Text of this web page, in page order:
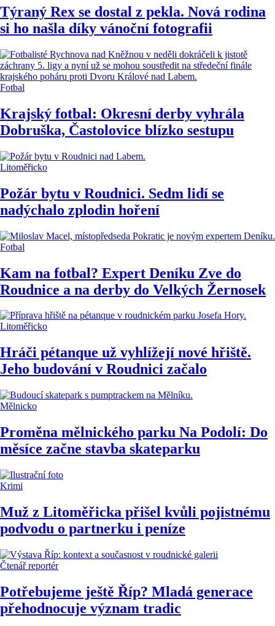
Týraný Rex se dostal z pekla. Nová rodina
si ho našla díky vánoční fotografii
Fotbal
Krajský fotbal: Okresní derby vyhrála
Dobruška, Častolovice blízko sestupu
Litoměřicko
Požár bytu v Roudnici. Sedm lidí se
nadýchalo zplodin hoření
Fotbal
Kam na fotbal? Expert Deníku Zve do
Roudnice a na derby do Velkých Žernosek
Litoměřicko
Hráči pétanque už vyhlížejí nové hřiště.
Jeho budování v Roudnici začalo
Mělnicko
Proměna mělnického parku Na Podolí: Do
měsíce začne stavba skateparku
Krimi
Muž z Litoměřicka přišel kvůli pojistnému
podvodu o partnerku i peníze
Čtenář reportér
Potřebujeme ještě Říp? Mladá generace
přehodnocuje význam tradic